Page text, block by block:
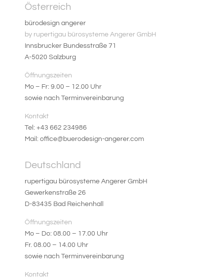
Österreich
bürodesign angerer
by rupertigau bürosysteme Angerer GmbH
Innsbrucker Bundesstraße 71
A-5020 Salzburg
Öffnungszeiten
Mo – Fr: 9.00 – 12.00 Uhr
sowie nach Terminvereinbarung
Kontakt
Tel: +43 662 234986
Mail: office@buerodesign-angerer.com
Deutschland
rupertigau bürosysteme Angerer GmbH
Gewerkenstraße 26
D-83435 Bad Reichenhall
Öffnungszeiten
Mo – Do: 08.00 – 17.00 Uhr
Fr. 08.00 – 14.00 Uhr
sowie nach Terminvereinbarung
Kontakt